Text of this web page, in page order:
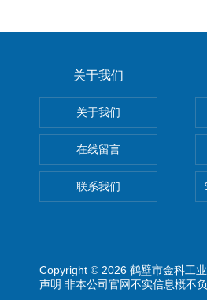
关于我们
关于我们
在线留言
联系我们
Copyright © 2026 鹤壁市金科工
声明 非本公司官网不实信息概不